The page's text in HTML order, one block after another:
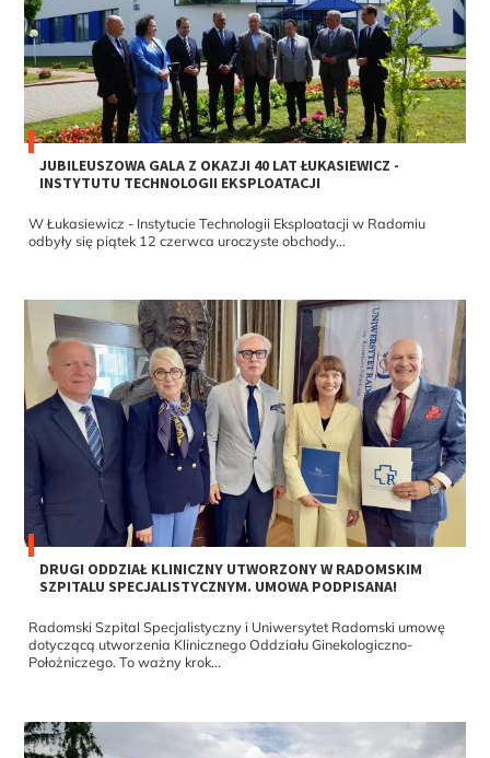
JUBILEUSZOWA GALA Z OKAZJI 40 LAT ŁUKASIEWICZ -
INSTYTUTU TECHNOLOGII EKSPLOATACJI
W Łukasiewicz - Instytucie Technologii Eksploatacji w Radomiu
odbyły się piątek 12 czerwca uroczyste obchody...
DRUGI ODDZIAŁ KLINICZNY UTWORZONY W RADOMSKIM
SZPITALU SPECJALISTYCZNYM. UMOWA PODPISANA!
Radomski Szpital Specjalistyczny i Uniwersytet Radomski umowę
dotyczącą utworzenia Klinicznego Oddziału Ginekologiczno-
Położniczego. To ważny krok...